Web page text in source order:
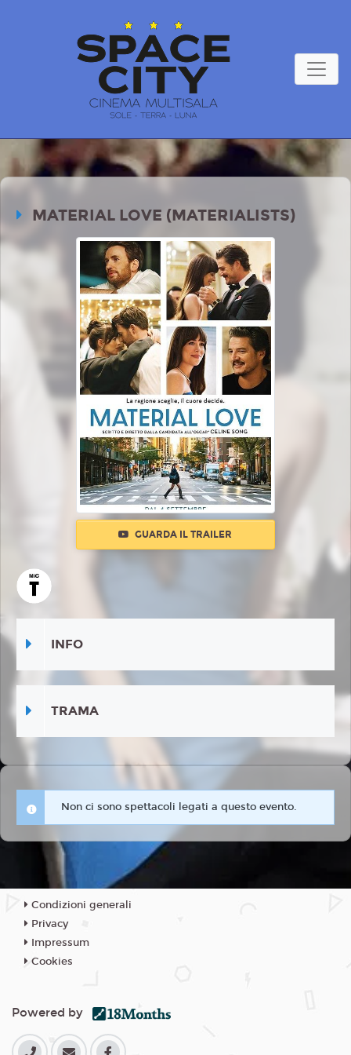
MATERIAL LOVE (MATERIALISTS)
GUARDA IL TRAILER
INFO
TRAMA
Non ci sono spettacoli legati a questo evento.
Condizioni generali
Privacy
Impressum
Cookies
Powered by